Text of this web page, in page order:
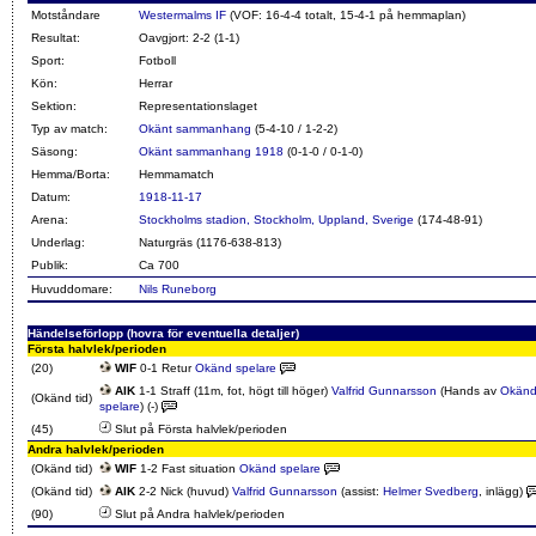
Motståndare
Westermalms IF (VOF: 16-4-4 totalt, 15-4-1 på hemmaplan)
Resultat:
Oavgjort: 2-2 (1-1)
Sport:
Fotboll
Kön:
Herrar
Sektion:
Representationslaget
Typ av match:
Okänt sammanhang (5-4-10 / 1-2-2)
Säsong:
Okänt sammanhang 1918 (0-1-0 / 0-1-0)
Hemma/Borta:
Hemmamatch
Datum:
1918-11-17
Arena:
Stockholms stadion, Stockholm, Uppland, Sverige (174-48-91)
Underlag:
Naturgräs (1176-638-813)
Publik:
Ca 700
Huvuddomare:
Nils Runeborg
Händelseförlopp (hovra för eventuella detaljer)
Första halvlek/perioden
(20)
WIF 0-1 ReturOkänd spelare
(Okänd tid)
AIK 1-1 Straff (11m, fot, högt till höger) Valfrid Gunnarsson (Hands av Okänd
spelare) (-)
(45)
Slut på Första halvlek/perioden
Andra halvlek/perioden
(Okänd tid)
WIF 1-2 Fast situation Okänd spelare
(Okänd tid)
AIK 2-2 Nick (huvud) Valfrid Gunnarsson (assist: Helmer Svedberg , inlägg)
(90)
Slut på Andra halvlek/perioden